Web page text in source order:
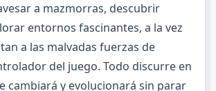
a mazmorras, descubrir
entornos fascinantes, a la vez
a las malvadas fuerzas de
del juego. Todo discurre en
cambiará y evolucionará sin parar